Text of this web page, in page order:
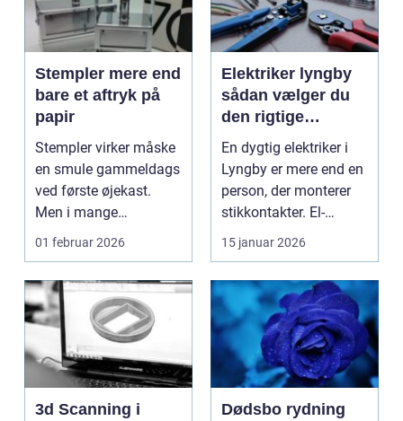
Stempler mere end
bare et aftryk på
papir
Stempler virker måske
en smule gammeldags
ved første øjekast.
Men i mange
virksomheder og også
01 februar 2026
Elektriker lyngby
sådan vælger du
den rigtige
fagmand
En dygtig elektriker i
Lyngby er mere end en
person, der monterer
stikkontakter. El-
installationer e...
15 januar 2026
3d Scanning i
Dødsbo rydning